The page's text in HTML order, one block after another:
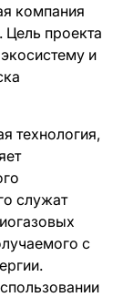
компания
Цель проекта
и
технология,
служат
с